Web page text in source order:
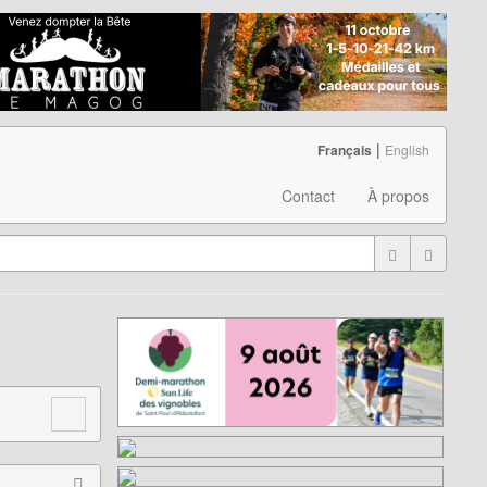
Contact À propos
Français | English